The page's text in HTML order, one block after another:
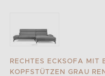
RECHTES ECKSOFA MIT
KOPFSTÜTZEN GRAU